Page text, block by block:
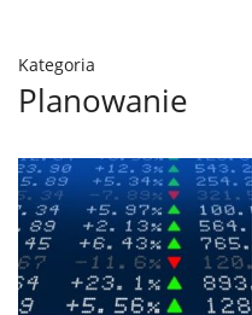
Home
Rozwiązania
Systemy
IT
Kategoria
Planowanie